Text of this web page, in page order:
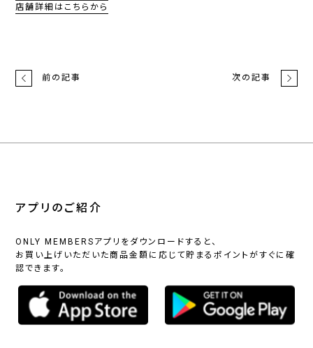
店舗詳細はこちらから
前の記事 次の記事
アプリのご紹介
ONLY MEMBERSアプリをダウンロードすると、
お買い上げいただいた商品金額に応じて貯まるポイントがすぐに確
認できます。